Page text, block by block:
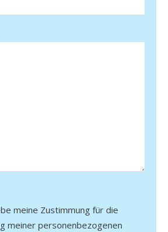
meine Zustimmung für die
meiner personenbezogenen